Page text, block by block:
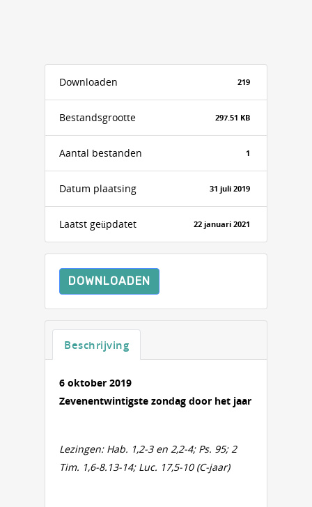
Downloaden 219
Bestandsgrootte 297.51 KB
Aantal bestanden 1
Datum plaatsing 31 juli 2019
Laatst geüpdatet 22 januari 2021
DOWNLOADEN
Beschrijving
6 oktober 2019
Zevenentwintigste zondag door het jaar
Lezingen: Hab. 1,2-3 en 2,2-4; Ps. 95; 2
Tim. 1,6-8.13-14; Luc. 17,5-10 (C-jaar)